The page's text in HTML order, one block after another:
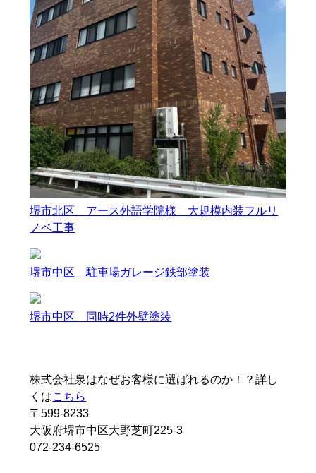
堺市北区 アース外語学院様 大規模内装フルリ
ノベ工事
堺市中区 駐車場ガレージ鉄部塗装
堺市中区 同時2件外壁塗装
株式会社泉はなぜお客様に選ばれるのか！？詳し
くはこちら
〒599-8233
大阪府堺市中区大野芝町225-3
072-234-6525